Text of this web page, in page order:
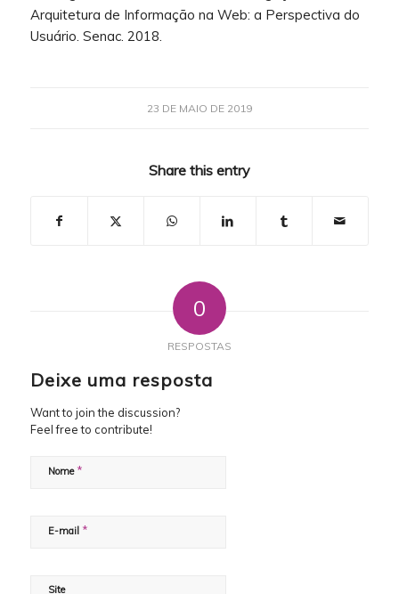
Arquitetura de Informação na Web: a Perspectiva do
Usuário. Senac. 2018.
23 DE MAIO DE 2019
Share this entry
0
RESPOSTAS
Deixe uma resposta
Want to join the discussion?
Feel free to contribute!
Nome *
E-mail *
Site